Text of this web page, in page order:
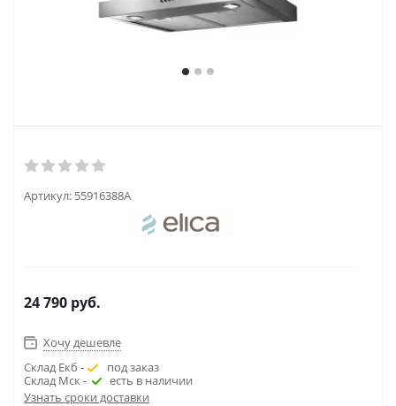
Артикул: 55916388A
24 790 руб.
Хочу дешевле
Склад Екб -
под заказ
Склад Мск -
есть в наличии
Узнать сроки доставки